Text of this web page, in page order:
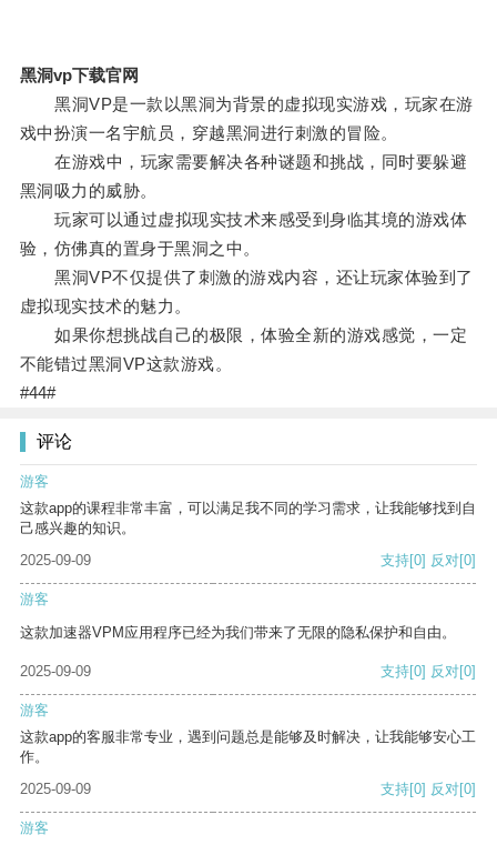
黑洞vp下载官网
黑洞VP是一款以黑洞为背景的虚拟现实游戏，玩家在游
戏中扮演一名宇航员，穿越黑洞进行刺激的冒险。
在游戏中，玩家需要解决各种谜题和挑战，同时要躲避
黑洞吸力的威胁。
玩家可以通过虚拟现实技术来感受到身临其境的游戏体
验，仿佛真的置身于黑洞之中。
黑洞VP不仅提供了刺激的游戏内容，还让玩家体验到了
虚拟现实技术的魅力。
如果你想挑战自己的极限，体验全新的游戏感觉，一定
不能错过黑洞VP这款游戏。
#44#
评论
游客
这款app的课程非常丰富，可以满足我不同的学习需求，让我能够找到自
己感兴趣的知识。
2025-09-09
支持[0] 反对[0]
游客
这款加速器VPM应用程序已经为我们带来了无限的隐私保护和自由。
2025-09-09 支持[0] 反对[0]
游客
这款app的客服非常专业，遇到问题总是能够及时解决，让我能够安心工
作。
2025-09-09
支持[0] 反对[0]
游客